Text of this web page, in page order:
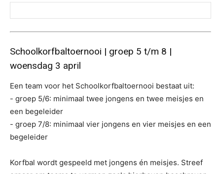
Schoolkorfbaltoernooi | groep 5 t/m 8 |
woensdag 3 april
Een team voor het Schoolkorfbaltoernooi bestaat uit:
- groep 5/6: minimaal twee jongens en twee meisjes en
een begeleider
- groep 7/8: minimaal vier jongens en vier meisjes en een
begeleider
Korfbal wordt gespeeld met jongens én meisjes. Streef